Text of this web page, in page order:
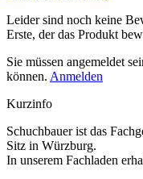
Leider sind noch keine
Erste, der das Produkt
Sie müssen angemeldet
können. Anmelden
Kurzinfo
Schuchbauer ist das
Sitz in Würzburg.
In unserem Fachladen